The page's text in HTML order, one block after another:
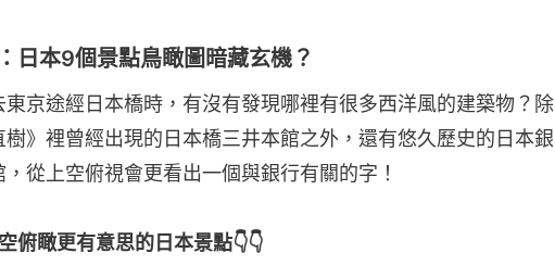
日本9個景點鳥瞰圖暗藏玄機？
東京途經日本橋時，有沒有發現哪裡有很多西洋風的建築物？除
樹》裡曾經出現的日本橋三井本館之外，還有悠久歷史的日本銀
從上空俯視會更看出一個與銀行有關的字！
俯瞰更有意思的日本景點👇👇